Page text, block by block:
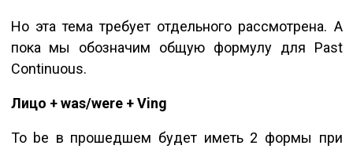
Но эта тема требует отдельного рассмотрена. А
пока мы обозначим общую формулу для Past
Continuous.
Лицо + was/were + Ving
To be в прошедшем будет иметь 2 формы при